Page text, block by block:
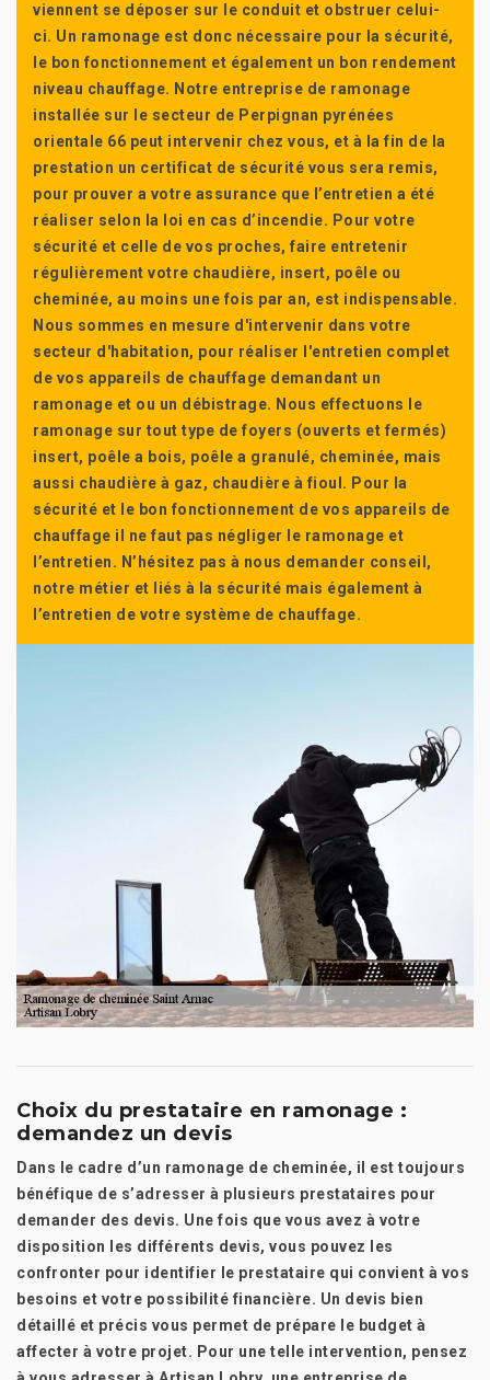
viennent se déposer sur le conduit et obstruer celui-
ci. Un ramonage est donc nécessaire pour la sécurité,
le bon fonctionnement et également un bon rendement
niveau chauffage. Notre entreprise de ramonage
installée sur le secteur de Perpignan pyrénées
orientale 66 peut intervenir chez vous, et à la fin de la
prestation un certificat de sécurité vous sera remis,
pour prouver a votre assurance que l’entretien a été
réaliser selon la loi en cas d’incendie. Pour votre
sécurité et celle de vos proches, faire entretenir
régulièrement votre chaudière, insert, poêle ou
cheminée, au moins une fois par an, est indispensable.
Nous sommes en mesure d'intervenir dans votre
secteur d'habitation, pour réaliser l'entretien complet
de vos appareils de chauffage demandant un
ramonage et ou un débistrage. Nous effectuons le
ramonage sur tout type de foyers (ouverts et fermés)
insert, poêle a bois, poêle a granulé, cheminée, mais
aussi chaudière à gaz, chaudière à fioul. Pour la
sécurité et le bon fonctionnement de vos appareils de
chauffage il ne faut pas négliger le ramonage et
l’entretien. N’hésitez pas à nous demander conseil,
notre métier et liés à la sécurité mais également à
l’entretien de votre système de chauffage.
Choix du prestataire en ramonage :
demandez un devis
Dans le cadre d’un ramonage de cheminée, il est toujours
bénéfique de s’adresser à plusieurs prestataires pour
demander des devis. Une fois que vous avez à votre
disposition les différents devis, vous pouvez les
confronter pour identifier le prestataire qui convient à vos
besoins et votre possibilité financière. Un devis bien
détaillé et précis vous permet de prépare le budget à
affecter à votre projet. Pour une telle intervention, pensez